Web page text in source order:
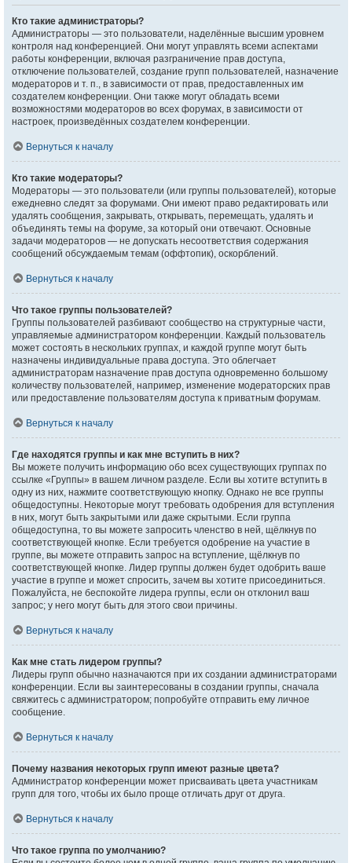
Кто такие администраторы?
Администраторы — это пользователи, наделённые высшим уровнем
контроля над конференцией. Они могут управлять всеми аспектами
работы конференции, включая разграничение прав доступа,
отключение пользователей, создание групп пользователей, назначение
модераторов и т. п., в зависимости от прав, предоставленных им
создателем конференции. Они также могут обладать всеми
возможностями модераторов во всех форумах, в зависимости от
настроек, произведённых создателем конференции.
Вернуться к началу
Кто такие модераторы?
Модераторы — это пользователи (или группы пользователей), которые
ежедневно следят за форумами. Они имеют право редактировать или
удалять сообщения, закрывать, открывать, перемещать, удалять и
объединять темы на форуме, за который они отвечают. Основные
задачи модераторов — не допускать несоответствия содержания
сообщений обсуждаемым темам (оффтопик), оскорблений.
Вернуться к началу
Что такое группы пользователей?
Группы пользователей разбивают сообщество на структурные части,
управляемые администратором конференции. Каждый пользователь
может состоять в нескольких группах, и каждой группе могут быть
назначены индивидуальные права доступа. Это облегчает
администраторам назначение прав доступа одновременно большому
количеству пользователей, например, изменение модераторских прав
или предоставление пользователям доступа к приватным форумам.
Вернуться к началу
Где находятся группы и как мне вступить в них?
Вы можете получить информацию обо всех существующих группах по
ссылке «Группы» в вашем личном разделе. Если вы хотите вступить в
одну из них, нажмите соответствующую кнопку. Однако не все группы
общедоступны. Некоторые могут требовать одобрения для вступления
в них, могут быть закрытыми или даже скрытыми. Если группа
общедоступна, то вы можете запросить членство в ней, щёлкнув по
соответствующей кнопке. Если требуется одобрение на участие в
группе, вы можете отправить запрос на вступление, щёлкнув по
соответствующей кнопке. Лидер группы должен будет одобрить ваше
участие в группе и может спросить, зачем вы хотите присоединиться.
Пожалуйста, не беспокойте лидера группы, если он отклонил ваш
запрос; у него могут быть для этого свои причины.
Вернуться к началу
Как мне стать лидером группы?
Лидеры групп обычно назначаются при их создании администраторами
конференции. Если вы заинтересованы в создании группы, сначала
свяжитесь с администратором; попробуйте отправить ему личное
сообщение.
Вернуться к началу
Почему названия некоторых групп имеют разные цвета?
Администратор конференции может присваивать цвета участникам
групп для того, чтобы их было проще отличать друг от друга.
Вернуться к началу
Что такое группа по умолчанию?